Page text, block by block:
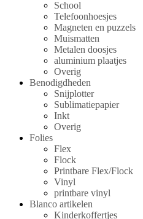
School
Telefoonhoesjes
Magneten en puzzels
Muismatten
Metalen doosjes
aluminium plaatjes
Overig
Benodigdheden
Snijplotter
Sublimatiepapier
Inkt
Overig
Folies
Flex
Flock
Printbare Flex/Flock
Vinyl
printbare vinyl
Blanco artikelen
Kinderkoffertjes